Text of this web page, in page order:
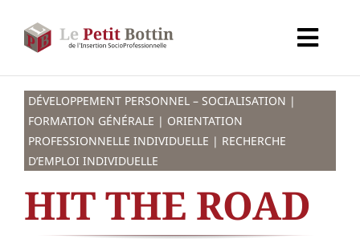
contenu
Types d’organismes
Organismes
DÉVELOPPEMENT PERSONNEL – SOCIALISATION |
FORMATION GÉNÉRALE | ORIENTATION
PROFESSIONNELLE INDIVIDUELLE | RECHERCHE
D’EMPLOI INDIVIDUELLE
HIT THE ROAD